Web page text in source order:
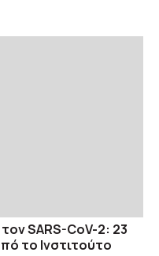
SARS-CoV-2: 23
το Ινστιτούτο